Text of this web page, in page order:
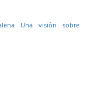
Una visión sobre